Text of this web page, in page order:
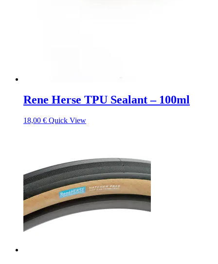
Rene Herse TPU Sealant – 100ml
18,00 € Quick View